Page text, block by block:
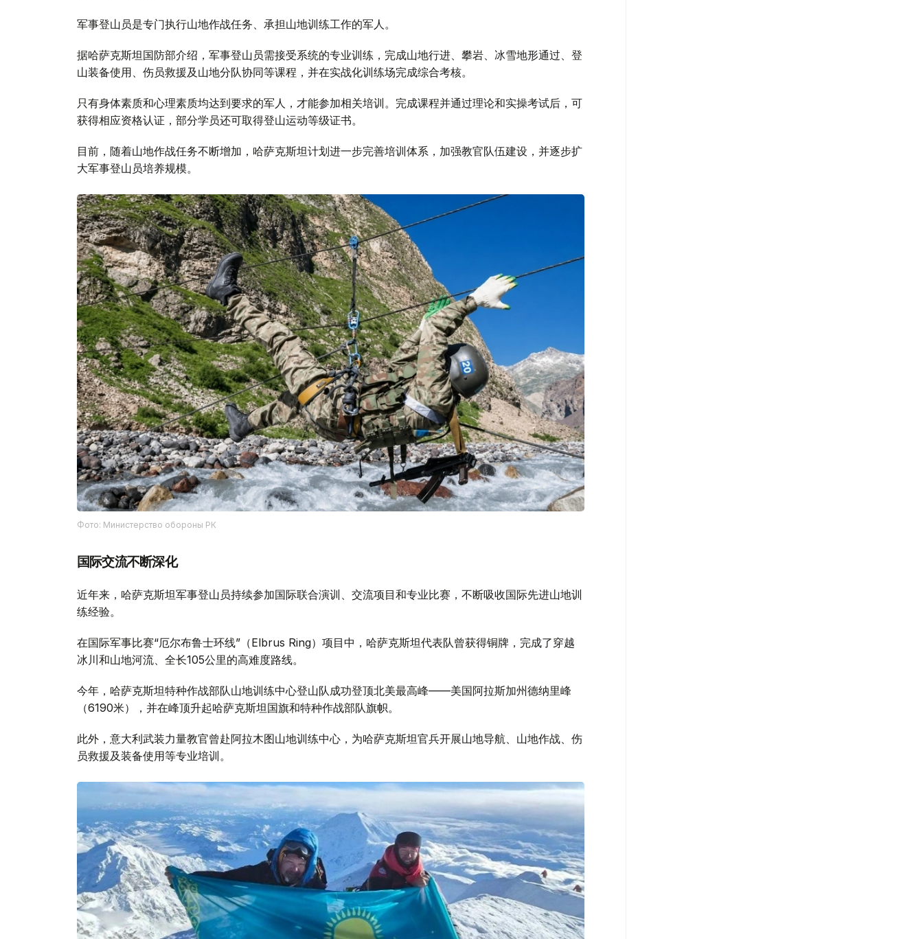
军事登山员是专门执行山地作战任务、承担山地训练工作的军人。
据哈萨克斯坦国防部介绍，军事登山员需接受系统的专业训练，完成山地行进、攀岩、冰雪地形通过、登
山装备使用、伤员救援及山地分队协同等课程，并在实战化训练场完成综合考核。
只有身体素质和心理素质均达到要求的军人，才能参加相关培训。完成课程并通过理论和实操考试后，可
获得相应资格认证，部分学员还可取得登山运动等级证书。
目前，随着山地作战任务不断增加，哈萨克斯坦计划进一步完善培训体系，加强教官队伍建设，并逐步扩
大军事登山员培养规模。
Фото: Министерство обороны РК
国际交流不断深化
近年来，哈萨克斯坦军事登山员持续参加国际联合演训、交流项目和专业比赛，不断吸收国际先进山地训
练经验。
在国际军事比赛“厄尔布鲁士环线”（Elbrus Ring）项目中，哈萨克斯坦代表队曾获得铜牌，完成了穿越
冰川和山地河流、全长105公里的高难度路线。
今年，哈萨克斯坦特种作战部队山地训练中心登山队成功登顶北美最高峰——美国阿拉斯加州德纳里峰
（6190米），并在峰顶升起哈萨克斯坦国旗和特种作战部队旗帜。
此外，意大利武装力量教官曾赴阿拉木图山地训练中心，为哈萨克斯坦官兵开展山地导航、山地作战、伤
员救援及装备使用等专业培训。